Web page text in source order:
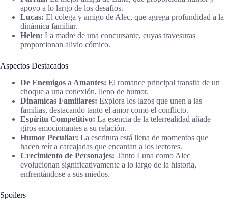
apoyo a lo largo de los desafíos.
Lucas: El colega y amigo de Alec, que agrega profundidad a la
dinámica familiar.
Helen: La madre de una concursante, cuyas travesuras
proporcionan alivio cómico.
Aspectos Destacados
De Enemigos a Amantes: El romance principal transita de un
choque a una conexión, lleno de humor.
Dinamicas Familiares: Explora los lazos que unen a las
familias, destacando tanto el amor como el conflicto.
Espíritu Competitivo: La esencia de la telerrealidad añade
giros emocionantes a su relación.
Humor Peculiar: La escritura está llena de momentos que
hacen reír a carcajadas que encantan a los lectores.
Crecimiento de Personajes: Tanto Luna como Alec
evolucionan significativamente a lo largo de la historia,
enfrentándose a sus miedos.
Spoilers